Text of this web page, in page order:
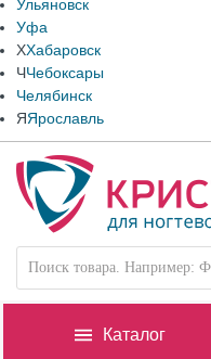
Ульяновск
Уфа
ХХабаровск
ЧЧебоксары
Челябинск
ЯЯрославль
Каталог